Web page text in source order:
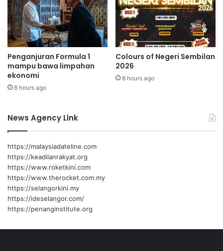
P
r
e
s
i
d
e
n
F
a
z
a
r
A
i
d
i
l
t
r
Penganjuran Formula 1
mampu bawa limpahan
ekonomi
8 hours ago
Colours of Negeri Sembilan
2026
8 hours ago
News Agency Link
https://malaysiadateline.com
https://keadilanrakyat.org
https://www.roketkini.com
https://www.therocket.com.my
https://selangorkini.my
https://ideselangor.com/
https://penanginstitute.org